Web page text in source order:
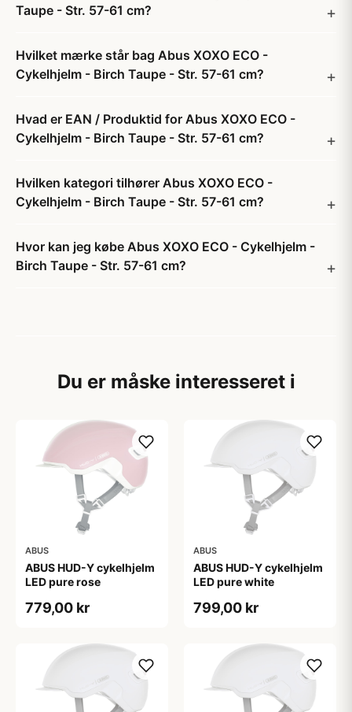
Taupe - Str. 57-61 cm?
Hvilket mærke står bag Abus XOXO ECO -
Cykelhjelm - Birch Taupe - Str. 57-61 cm?
Hvad er EAN / Produktid for Abus XOXO ECO -
Cykelhjelm - Birch Taupe - Str. 57-61 cm?
Hvilken kategori tilhører Abus XOXO ECO -
Cykelhjelm - Birch Taupe - Str. 57-61 cm?
Hvor kan jeg købe Abus XOXO ECO - Cykelhjelm -
Birch Taupe - Str. 57-61 cm?
Du er måske interesseret i
ABUS
ABUS HUD-Y cykelhjelm
LED pure rose
779,00 kr
ABUS
ABUS HUD-Y cykelhjelm
LED pure white
799,00 kr